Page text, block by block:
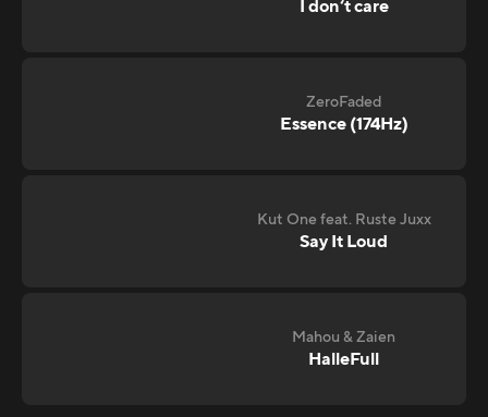
I don‘t care
ZeroFaded
Essence (174Hz)
Kut One feat. Ruste Juxx
Say It Loud
Mahou & Zaien
HalleFull